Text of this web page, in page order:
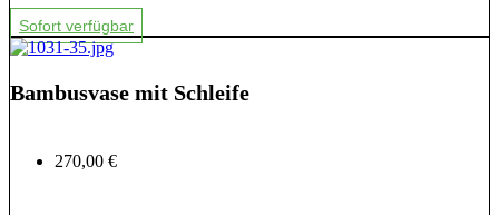
Sofort verfügbar
Bambusvase mit Schleife
270,00 €